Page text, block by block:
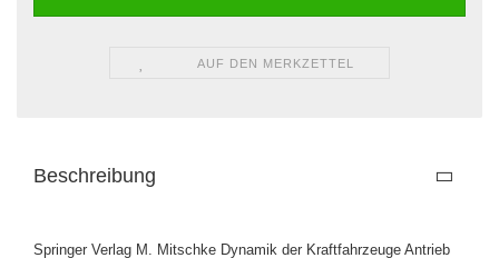
AUF DEN MERKZETTEL
Beschreibung
Springer Verlag M. Mitschke Dynamik der Kraftfahrzeuge Antrieb